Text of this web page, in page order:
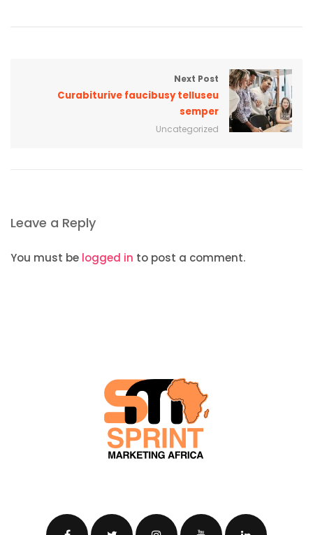
Next Post
Curabiturive faucibusy telluseu
semper
Uncategorized
Leave a Reply
You must be logged in to post a comment.